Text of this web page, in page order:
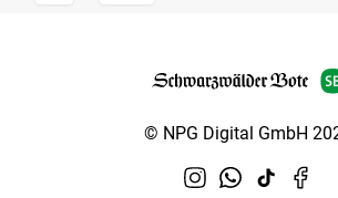
© NPG Digital GmbH